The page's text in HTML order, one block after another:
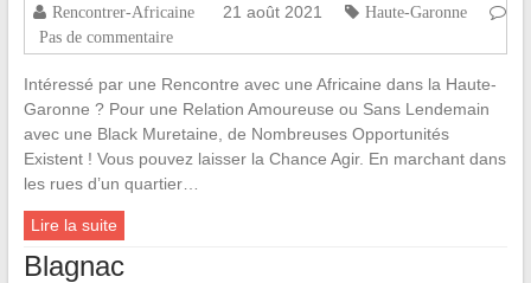
Rencontrer-Africaine 21 août 2021
Haute-Garonne
Pas de commentaire
Intéressé par une Rencontre avec une Africaine dans la Haute-
Garonne ? Pour une Relation Amoureuse ou Sans Lendemain
avec une Black Muretaine, de Nombreuses Opportunités
Existent ! Vous pouvez laisser la Chance Agir. En marchant dans
les rues d’un quartier…
Lire la suite
Blagnac